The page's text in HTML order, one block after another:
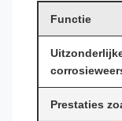
Functie
Prestaties